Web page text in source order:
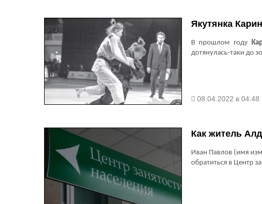
Якутянка
В прошлом году
дотянулась-таки до
08.04.2022 в 04:48
Как житель
Иван Павлов (имя
обратиться в Центр